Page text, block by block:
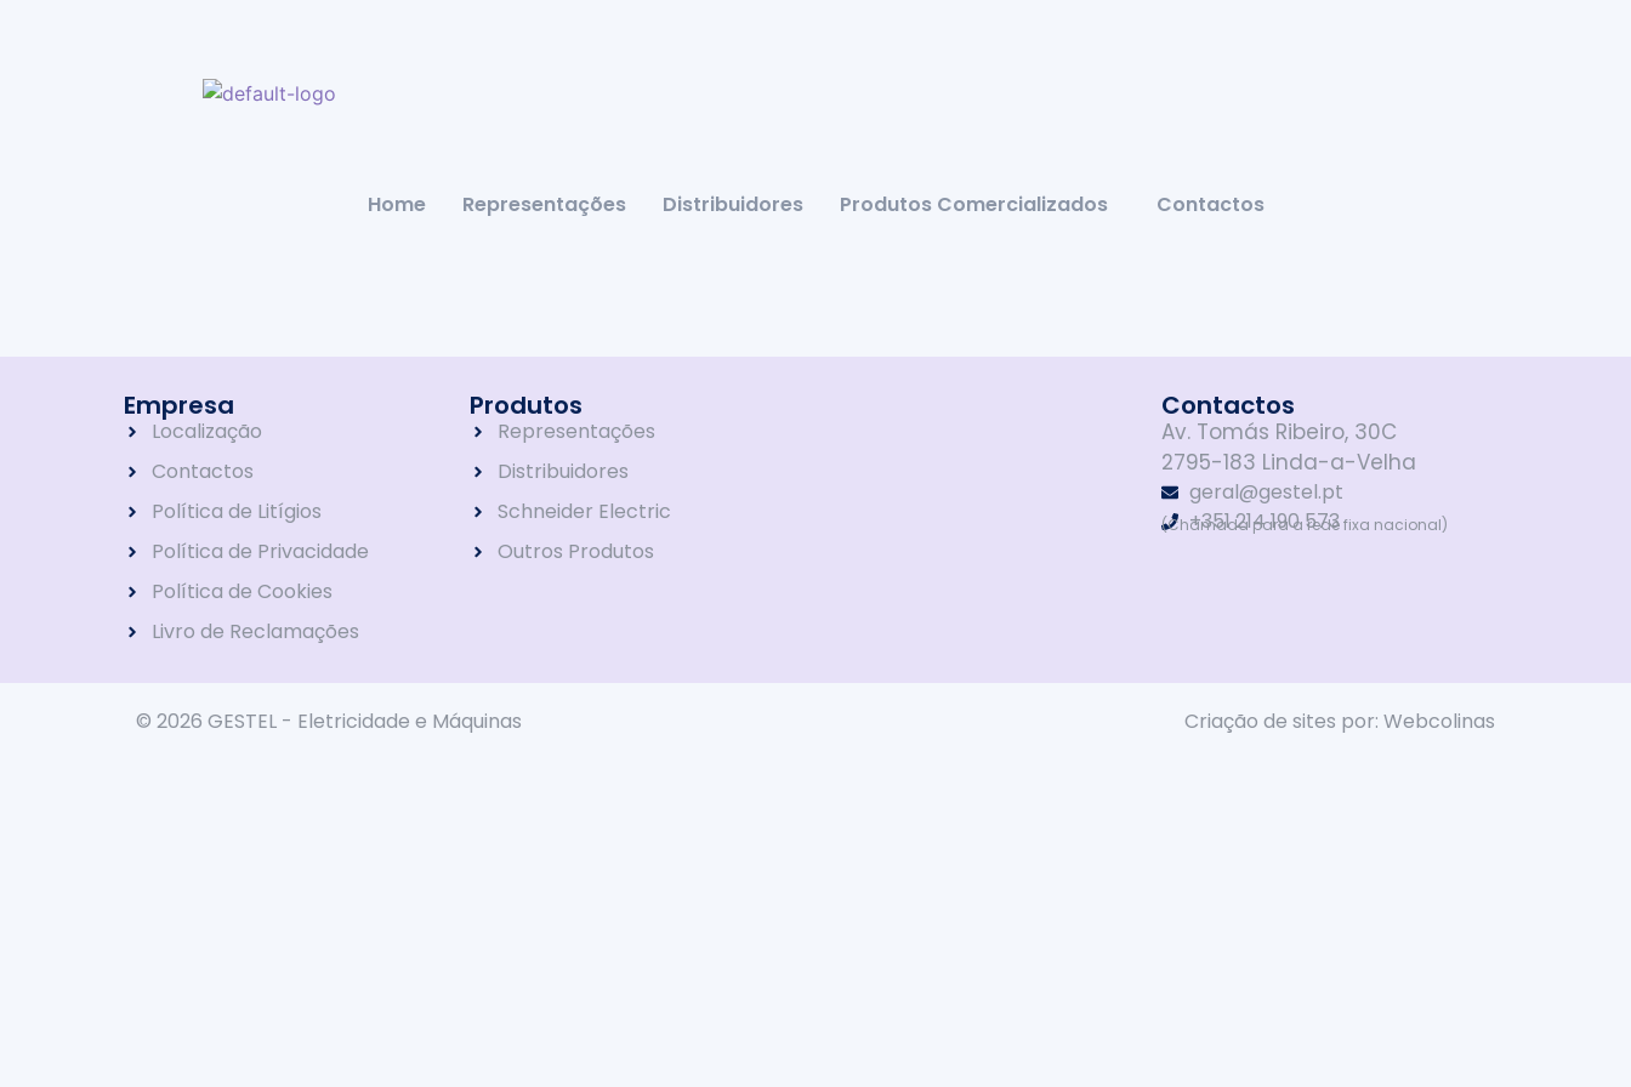
Home Representações Distribuidores Produtos Comercializados Contactos
Empresa
Localização
Contactos
Política de Litígios
Política de Privacidade
Política de Cookies
Livro de Reclamações
Produtos
Representações
Distribuidores
Schneider Electric
Outros Produtos
Contactos
Av. Tomás Ribeiro, 30C
2795-183 Linda-a-Velha
geral@gestel.pt
+351 214 190 573
(Chamada para a rede fixa nacional)
© 2026 GESTEL - Eletricidade e Máquinas Criação de sites por: Webcolinas